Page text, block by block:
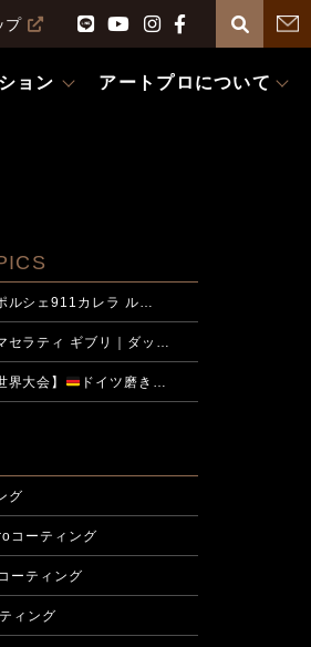
プ
ョン アートプロについて
ルシェ911カレラ ル…
セラティ ギブリ｜ダッ…
界大会】 ドイツ磨き…
グ
コーティング
ーティング
ィング